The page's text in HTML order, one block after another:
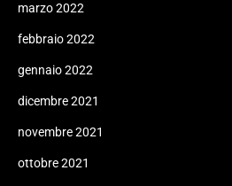
marzo 2022
febbraio 2022
gennaio 2022
dicembre 2021
novembre 2021
ottobre 2021